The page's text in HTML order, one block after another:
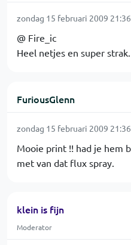
zondag 15 februari 2009
@ Fire_ic
Heel netjes en super strak.
FuriousGlenn
zondag 15 februari 2009
Mooie print !! had je hem
met van dat flux spray.
klein is fijn
Moderator